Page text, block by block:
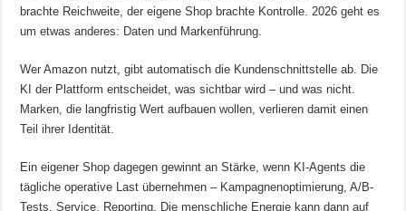
brachte Reichweite, der eigene Shop brachte Kontrolle. 2026 geht es
um etwas anderes: Daten und Markenführung.
Wer Amazon nutzt, gibt automatisch die Kundenschnittstelle ab. Die
KI der Plattform entscheidet, was sichtbar wird – und was nicht.
Marken, die langfristig Wert aufbauen wollen, verlieren damit einen
Teil ihrer Identität.
Ein eigener Shop dagegen gewinnt an Stärke, wenn KI-Agents die
tägliche operative Last übernehmen – Kampagnenoptimierung, A/B-
Tests, Service, Reporting. Die menschliche Energie kann dann auf